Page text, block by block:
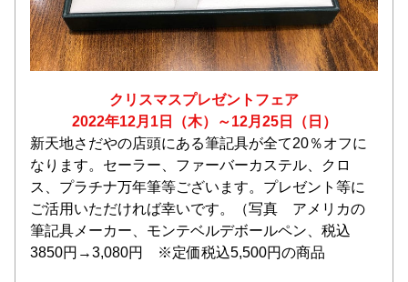
クリスマスプレゼントフェア
2022年12月1日（木）～12月25日（日）
新天地さだやの店頭にある筆記具が全て20％オフに
なります。セーラー、ファーバーカステル、クロ
ス、プラチナ万年筆等ございます。プレゼント等に
ご活用いただければ幸いです。（写真　アメリカの
筆記具メーカー、モンテベルデボールペン、税込
3850円→3,080円　※定価税込5,500円の商品